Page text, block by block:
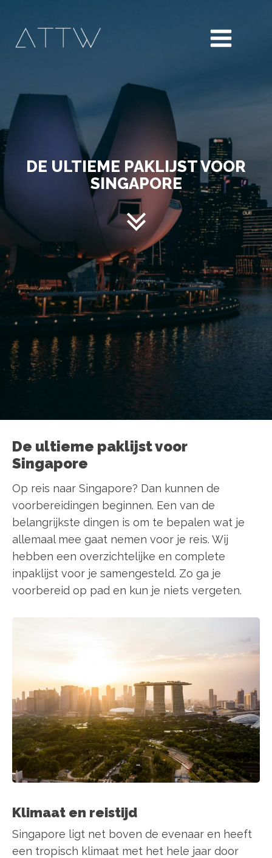
DE ULTIEME PAKLIJST VOOR
SINGAPORE
De ultieme paklijst voor
Singapore
Op reis naar Singapore? Dan kunnen de
voorbereidingen beginnen. Een van de
belangrijkste dingen is om te bepalen wat je
allemaal mee gaat nemen voor je reis. Wij
hebben een overzichtelijke en complete
inpaklijst voor je samengesteld. Zo ga je
voorbereid op pad en kun je niets vergeten.
Klimaat en reistijd
Singapore ligt net boven de evenaar en heeft
een tropisch klimaat met het hele jaar door